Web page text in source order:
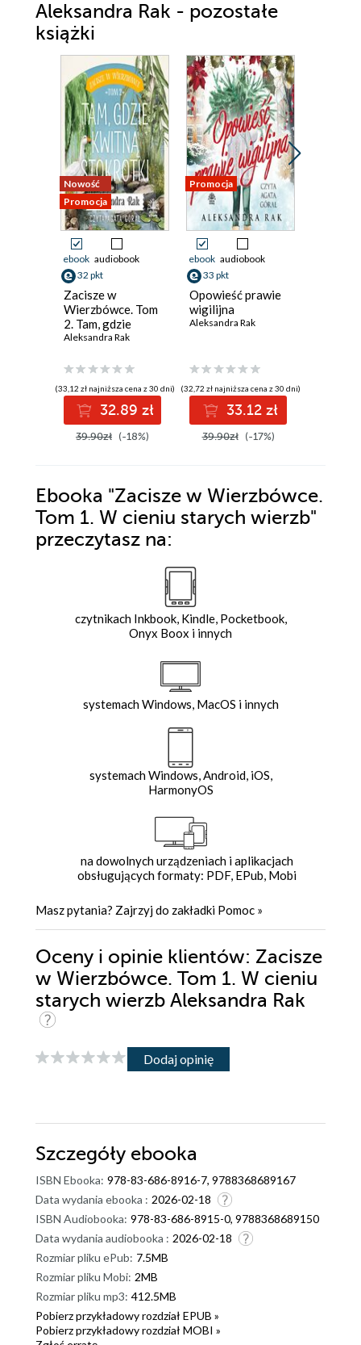
Aleksandra Rak - pozostałe
książki
Nowość
Promocja
ebook audiobook
32 pkt
Zacisze w
Wierzbówce. Tom
2. Tam, gdzie
kwitną stokrotki
Aleksandra Rak
(33,12 zł najniższa cena z 30 dni)
32.89 zł
39.90zł (-18%)
Promocja
ebook audiobook
33 pkt
Opowieść prawie
wigilijna
Aleksandra Rak
(32,72 zł najniższa cena z 30 dni)
33.12 zł
39.90zł (-17%)
Ebooka "Zacisze w Wierzbówce.
Tom 1. W cieniu starych wierzb"
przeczytasz na:
czytnikach Inkbook, Kindle, Pocketbook,
Onyx Boox i innych
systemach Windows, MacOS i innych
systemach Windows, Android, iOS,
HarmonyOS
na dowolnych urządzeniach i aplikacjach
obsługujących formaty: PDF, EPub, Mobi
Masz pytania? Zajrzyj do zakładki Pomoc »
Oceny i opinie klientów: Zacisze
w Wierzbówce. Tom 1. W cieniu
starych wierzb Aleksandra Rak
Dodaj opinię
Szczegóły ebooka
ISBN Ebooka: 978-83-686-8916-7, 9788368689167
Data wydania ebooka : 2026-02-18
ISBN Audiobooka: 978-83-686-8915-0, 9788368689150
Data wydania audiobooka : 2026-02-18
Rozmiar pliku ePub: 7.5MB
Rozmiar pliku Mobi: 2MB
Rozmiar pliku mp3: 412.5MB
Pobierz przykładowy rozdział EPUB »
Pobierz przykładowy rozdział MOBI »